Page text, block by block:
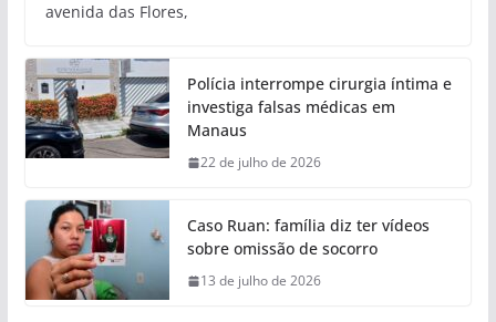
avenida das Flores,
Polícia interrompe cirurgia íntima e
investiga falsas médicas em
Manaus
22 de julho de 2026
Caso Ruan: família diz ter vídeos
sobre omissão de socorro
13 de julho de 2026